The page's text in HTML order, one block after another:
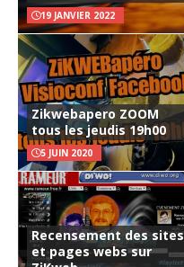
19 JANVIER 2022
Zikwebapero ZOOM
tous les jeudis 19h00
5 JUIN 2020
Recensement des sites
et pages webs sur